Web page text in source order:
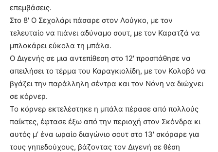
επεμβάσεις.
Στο 8′ Ο Σεχολάρι πάσαρε στον Λούγκο, με τον
τελευταίο να πιάνει αδύναμο σουτ, με τον Καρατζά να
μπλοκάρει εύκολα τη μπάλα.
Ο Διγενής σε μια αντεπίθεση στο 12′ προσπάθησε να
απειλήσει το τέρμα του Καραγκιολίδη, με τον Κολοβό να
βγάζει την παράλληλη σέντρα και τον Νόνη να διώχνει
σε κόρνερ.
Το κόρνερ εκτελέστηκε η μπάλα πέρασε από πολλούς
παίκτες, έφτασε έξω από την περιοχή στον Σκόνδρα κι
αυτός μ’ ένα ωραίο διαγώνιο σουτ στο 13′ σκόραρε για
τους γηπεδούχους, βάζοντας τον Διγενή σε θέση